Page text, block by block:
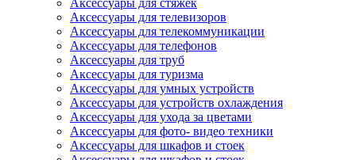
Аксессуары для телевизоров
Аксессуары для телекоммуникации
Аксессуары для телефонов
Аксессуары для труб
Аксессуары для туризма
Аксессуары для умных устройств
Аксессуары для устройств охлаждения
Аксессуары для ухода за цветами
Аксессуары для фото- видео техники
Аксессуары для шкафов и стоек